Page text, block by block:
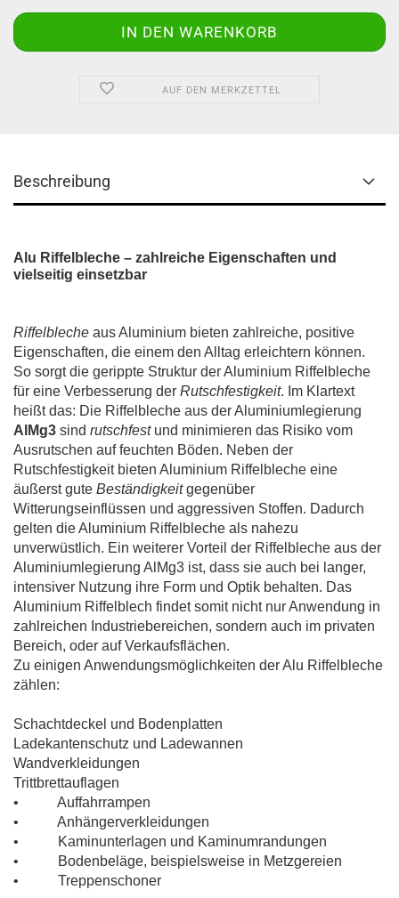
AUF DEN MERKZETTEL
Beschreibung
Alu Riffelbleche – zahlreiche Eigenschaften und
vielseitig einsetzbar
Riffelbleche aus Aluminium bieten zahlreiche, positive
Eigenschaften, die einem den Alltag erleichtern können.
So sorgt die gerippte Struktur der Aluminium Riffelbleche
für eine Verbesserung der Rutschfestigkeit. Im Klartext
heißt das: Die Riffelbleche aus der Aluminiumlegierung
AlMg3 sind rutschfest und minimieren das Risiko vom
Ausrutschen auf feuchten Böden. Neben der
Rutschfestigkeit bieten Aluminium Riffelbleche eine
äußerst gute Beständigkeitgegenüber
Witterungseinflüssen und aggressiven Stoffen. Dadurch
gelten die Aluminium Riffelbleche als nahezu
unverwüstlich. Ein weiterer Vorteil der Riffelbleche aus der
Aluminiumlegierung AlMg3 ist, dass sie auch bei langer,
intensiver Nutzung ihre Form und Optik behalten. Das
Aluminium Riffelblech findet somit nicht nur Anwendung in
zahlreichen Industriebereichen, sondern auch im privaten
Bereich, oder auf Verkaufsflächen.
Zu einigen Anwendungsmöglichkeiten der Alu Riffelbleche
zählen:
Schachtdeckel und Bodenplatten
Ladekantenschutz und Ladewannen
Wandverkleidungen
Trittbrettauflagen
• Auffahrrampen
• Anhängerverkleidungen
• Kaminunterlagen und Kaminumrandungen
• Bodenbeläge, beispielsweise in Metzgereien
• Treppenschoner